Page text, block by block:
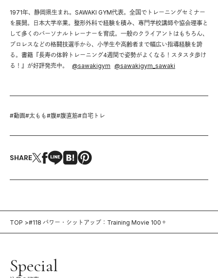
1971年、静岡県生まれ。SAWAKI GYM代表。全国でトレーニングセミナー
を展開。日本大学卒業。整形外科で経験を積み、専門学校講師や協会理事と
して多くのパーソナルトレーナーを育成。一般のクライアントはもちろん、
プロレスなどの格闘技選手から、小学生や高齢者まで幅広い指導経験を誇
る。書籍『長寿の体幹トレーニング4週間で姿勢がよくなる！スタスタ歩け
る！』が好評発売中。
@sawakigym @sawakigym_sawaki
#動画#太もも #腹#腹直筋#自宅トレ
SHARE
TOP #118 パワー・シットアップ：Training Movie 100＋
Special